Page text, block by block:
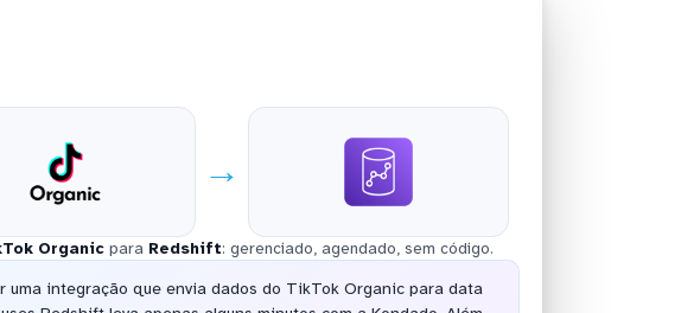
→
Organic para Redshift: gerenciado, agendado, sem código.
uma integração que envia dados do TikTok Organic para data